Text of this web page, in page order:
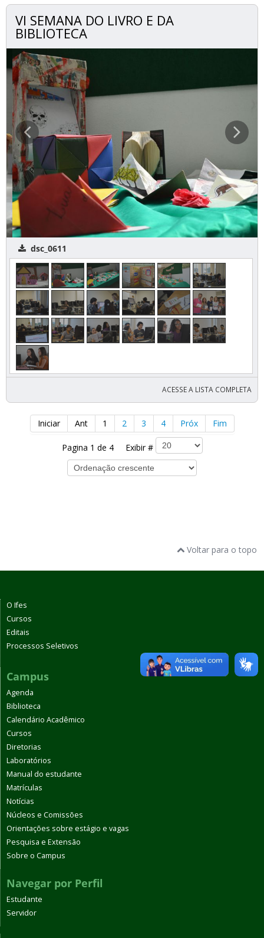
VI SEMANA DO LIVRO E DA
BIBLIOTECA
dsc_0611
ACESSE A LISTA COMPLETA
Iniciar Ant 1 2 3 4 Próx Fim
Pagina 1 de 4 Exibir #
Voltar para o topo
O Ifes
Cursos
Editais
Processos Seletivos
Campus
Agenda
Biblioteca
Calendário Acadêmico
Cursos
Diretorias
Laboratórios
Manual do estudante
Matrículas
Notícias
Núcleos e Comissões
Orientações sobre estágio e vagas
Pesquisa e Extensão
Sobre o Campus
Navegar por Perfil
Estudante
Servidor